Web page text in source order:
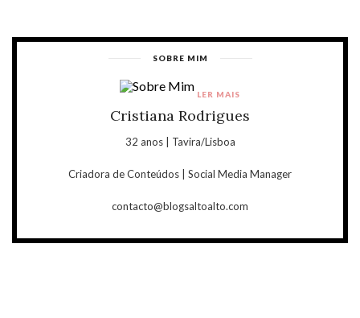
SOBRE MIM
Cristiana Rodrigues
32 anos | Tavira/Lisboa
Criadora de Conteúdos | Social Media Manager
contacto@blogsaltoalto.com
LER MAIS